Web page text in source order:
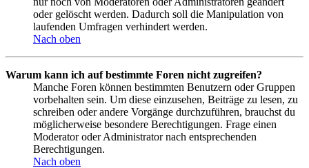
oder gelöscht werden. Dadurch soll die Manipulation von
laufenden Umfragen verhindert werden.
Nach oben
Warum kann ich auf bestimmte Foren nicht zugreifen?
Manche Foren können bestimmten Benutzern oder Gruppen
vorbehalten sein. Um diese einzusehen, Beiträge zu lesen, zu
schreiben oder andere Vorgänge durchzuführen, brauchst du
möglicherweise besondere Berechtigungen. Frage einen
Moderator oder Administrator nach entsprechenden
Berechtigungen.
Nach oben